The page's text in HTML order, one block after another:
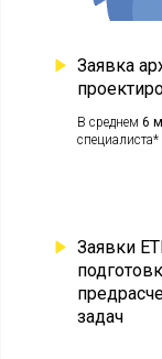
Заявка
Заявки
задач
В среднем 6
специалиста*